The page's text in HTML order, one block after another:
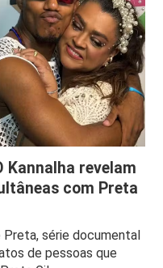
Kannalha revelam
com Preta
série documental
de pessoas que